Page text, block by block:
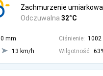
Odczuwalna 32°C
Zachmurzenie
0 mm Ciśnienie: 1002
13 km/h Wilgotność: